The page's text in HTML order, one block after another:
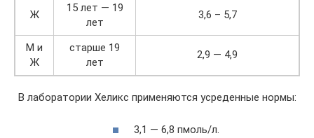
Ж
15 лет — 19
лет
3,6 – 5,7
М и
Ж
старше 19
лет
2,9 — 4,9
В лаборатории Хеликс применяются усреденные нормы:
3,1 — 6,8 пмоль/л.